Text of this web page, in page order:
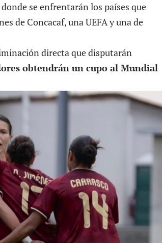
se enfrentarán los países que
de Concacaf, una UEFA y una de
directa que disputarán
obtendrán un cupo al Mundial